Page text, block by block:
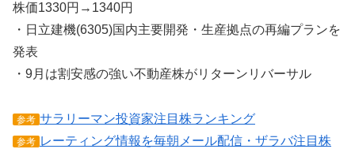
株価1330円→1340円
・日立建機(6305)国内主要開発・生産拠点の再編プランを
発表
・9月は割安感の強い不動産株がリターンリバーサル
参考 サラリーマン投資家注目株ランキング
参考 レーティング情報を毎朝メール配信・ザラバ注目株